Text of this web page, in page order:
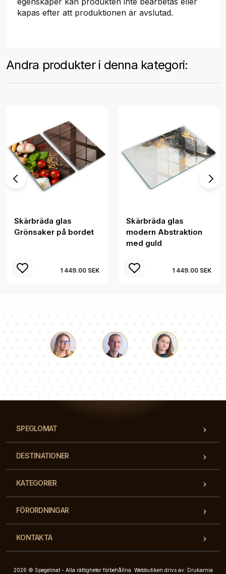
kapas efter att produktionen är avslutad.
Andra produkter i denna kategori:
Skärbräda glas
Grönsaker på bordet
1 449.00 SEK
Skärbräda glas
modern Abstraktion
med guld
1 449.00 SEK
SPEGLOMAT
DESTINATIONER
KATEGORIER
FÖRORDNINGAR
KONTAKTA
2026 © Spegelmat - Alla rättigheter förbehållna. Webbutiken drivs av: Drukarnia